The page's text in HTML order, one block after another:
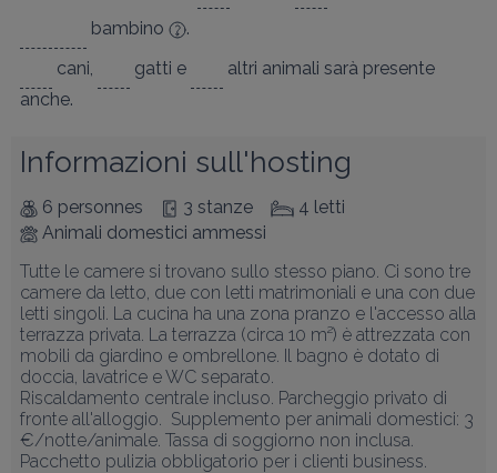
bambino
.
cani, gatti e altri animali sarà presente
anche.
Informazioni sull'hosting
6 personnes 3 stanze
4 letti
Animali domestici ammessi
Tutte le camere si trovano sullo stesso piano. Ci sono tre
camere da letto, due con letti matrimoniali e una con due
letti singoli. La cucina ha una zona pranzo e l'accesso alla
terrazza privata. La terrazza (circa 10 m²) è attrezzata con
mobili da giardino e ombrellone. Il bagno è dotato di
doccia, lavatrice e WC separato.
Riscaldamento centrale incluso. Parcheggio privato di
fronte all'alloggio.  Supplemento per animali domestici: 3
€/notte/animale. Tassa di soggiorno non inclusa.
Pacchetto pulizia obbligatorio per i clienti business.